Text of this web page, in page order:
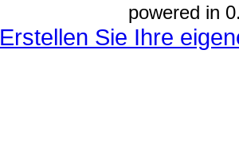
powered in
Erstellen Sie Ihre